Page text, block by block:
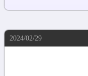
2024/02/29